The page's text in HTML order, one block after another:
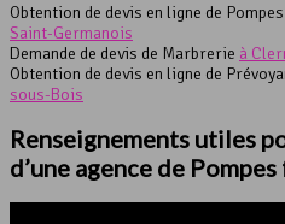
Obtention de devis en ligne de
Saint-Germanois
Demande de devis de Marbrerie à
Obtention de devis en ligne de
sous-Bois
Renseignements utiles
d’une agence de